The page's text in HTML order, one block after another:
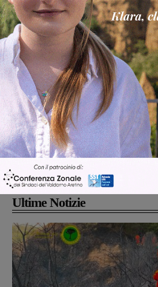
Cronaca 3 Agosto 2026
Scomparso da una
Fiorentino l’uomo che
Levane nel 2020
Articolo precedente
Covid-19, altri due casi positivi a
Laterina Pergine. Sono una coppia di
coniugi
Ultime Notizie